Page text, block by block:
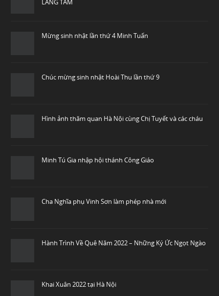
LÀNG TÁM
Mừng sinh nhật lần thứ 4 Minh Tuấn
Chúc mừng sinh nhật Hoài Thu lần thứ 9
Hình ảnh thăm quan Hà Nội cùng Chị Tuyết và các cháu
Minh Tú Gia nhập hội thánh Công Giáo
Cha Nghĩa phụ Vinh Sơn làm phép nhà mới
Hành Trình Về Quê Năm 2022 – Những Ký Ức Ngọt Ngào
Khai Xuân 2022 tại Hà Nội